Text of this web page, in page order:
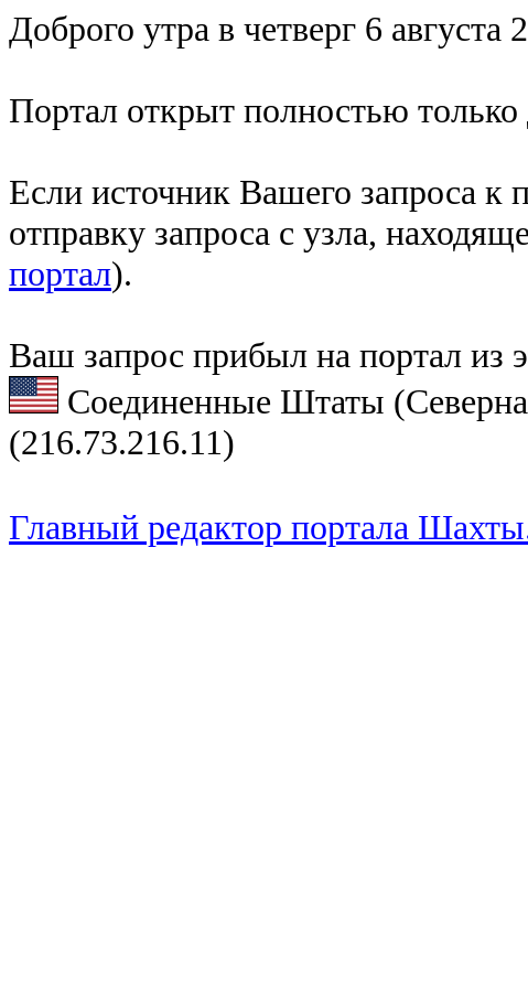
Доброго утра в четверг 6 августа
Портал открыт полностью только
Если источник Вашего запроса к
отправку запроса с узла,
портал).
Ваш запрос прибыл на портал из
Соединенные Штаты
(216.73.216.11)
Главный редактор портала